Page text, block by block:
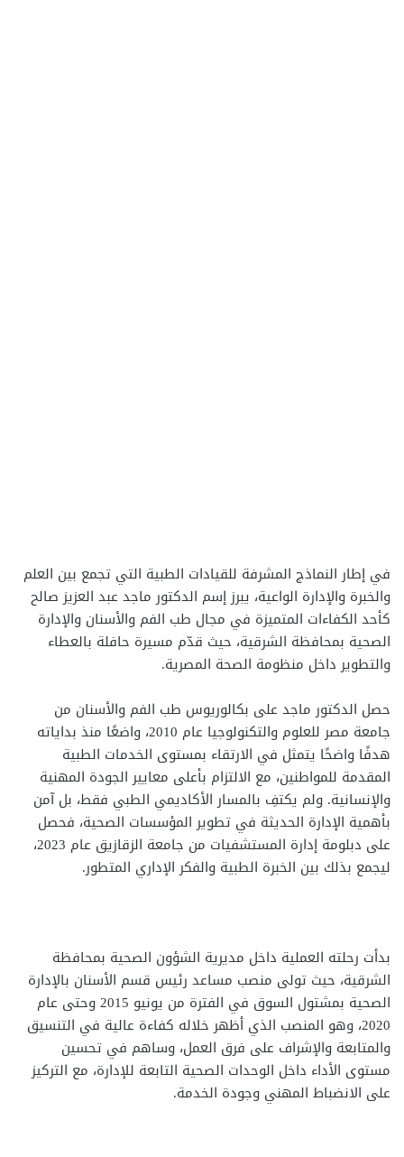
في إطار النماذج المشرفة للقيادات الطبية التي تجمع بين العلم
والخبرة والإدارة الواعية، يبرز إسم الدكتور ماجد عبد العزيز صالح
كأحد الكفاءات المتميزة في مجال طب الفم والأسنان والإدارة
الصحية بمحافظة الشرقية، حيث قدّم مسيرة حافلة بالعطاء
والتطوير داخل منظومة الصحة المصرية.
حصل الدكتور ماجد على بكالوريوس طب الفم والأسنان من
جامعة مصر للعلوم والتكنولوجيا عام 2010، واضعًا منذ بداياته
هدفًا واضحًا يتمثل في الارتقاء بمستوى الخدمات الطبية
المقدمة للمواطنين، مع الالتزام بأعلى معايير الجودة المهنية
والإنسانية. ولم يكتفِ بالمسار الأكاديمي الطبي فقط، بل آمن
بأهمية الإدارة الحديثة في تطوير المؤسسات الصحية، فحصل
على دبلومة إدارة المستشفيات من جامعة الزقازيق عام 2023،
ليجمع بذلك بين الخبرة الطبية والفكر الإداري المتطور.
بدأت رحلته العملية داخل مديرية الشؤون الصحية بمحافظة
الشرقية، حيث تولى منصب مساعد رئيس قسم الأسنان بالإدارة
الصحية بمشتول السوق في الفترة من يونيو 2015 وحتى عام
2020، وهو المنصب الذي أظهر خلاله كفاءة عالية في التنسيق
والمتابعة والإشراف على فرق العمل، وساهم في تحسين
مستوى الأداء داخل الوحدات الصحية التابعة للإدارة، مع التركيز
على الانضباط المهني وجودة الخدمة.